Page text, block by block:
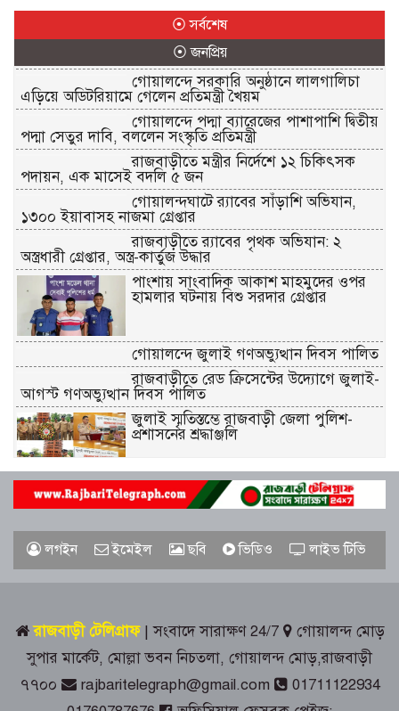
⦿ সর্বশেষ
⦿ জনপ্রিয়
গোয়ালন্দে সরকারি অনুষ্ঠানে লালগালিচা
এড়িয়ে অডিটরিয়ামে গেলেন প্রতিমন্ত্রী খৈয়ম
গোয়ালন্দে পদ্মা ব্যারেজের পাশাপাশি দ্বিতীয়
পদ্মা সেতুর দাবি, বললেন সংস্কৃতি প্রতিমন্ত্রী
রাজবাড়ীতে মন্ত্রীর নির্দেশে ১২ চিকিৎসক
পদায়ন, এক মাসেই বদলি ৫ জন
গোয়ালন্দঘাটে র‌্যাবের সাঁড়াশি অভিযান,
১৩০০ ইয়াবাসহ নাজমা গ্রেপ্তার
রাজবাড়ীতে র‌্যাবের পৃথক অভিযান: ২
অস্ত্রধারী গ্রেপ্তার, অস্ত্র-কার্তুজ উদ্ধার
পাংশায় সাংবাদিক আকাশ মাহমুদের ওপর
হামলার ঘটনায় বিশু সরদার গ্রেপ্তার
গোয়ালন্দে জুলাই গণঅভ্যুত্থান দিবস পালিত
রাজবাড়ীতে রেড ক্রিসেন্টের উদ্যোগে জুলাই-
আগস্ট গণঅভ্যুত্থান দিবস পালিত
জুলাই স্মৃতিস্তম্ভে রাজবাড়ী জেলা পুলিশ-
প্রশাসনের শ্রদ্ধাঞ্জলি
গোয়ালন্দে ১৮০ পুরিয়া হেরোইনসহ ৮
মামলার আসামি রিনা গ্রেপ্তার
রাজবাড়ীতে জুলাই গণঅভ্যুত্থান দিবস
পালনে দিনব্যাপী নানা কর্মসূচি
গোয়ালন্দে সোয়া কোটি টাকার সড়কে দুই
৭৬ বছর ধরে বিনা পারিশ্রমিকে কবর খুঁড়ছেন
রুস্তম ফকির,
লগইন ইমেইল ছবি ভিডিও লাইভ টিভি
রাজবাড়ী টেলিগ্রাফ | সংবাদে সারাক্ষণ 24/7
গোয়ালন্দ মোড়
সুপার মার্কেট, মোল্লা ভবন নিচতলা, গোয়ালন্দ মোড়,রাজবাড়ী
৭৭০০
rajbaritelegraph@gmail.com
01711122934